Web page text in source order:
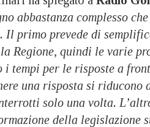
abbastanza complesso
primo prevede di
Regione, quindi le varie
i tempi per le risposte a
una risposta si riducono
solo una volta.
della legislazione